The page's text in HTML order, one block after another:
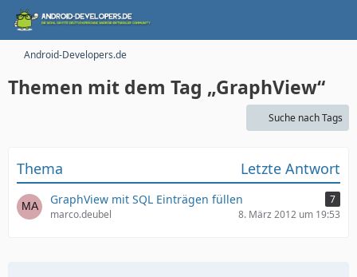
Android-Developers.de
Themen mit dem Tag „GraphView“
Suche nach Tags
Thema Letzte Antwort
GraphView mit SQL Einträgen füllen
7
marco.deubel
8. März 2012 um 19:53